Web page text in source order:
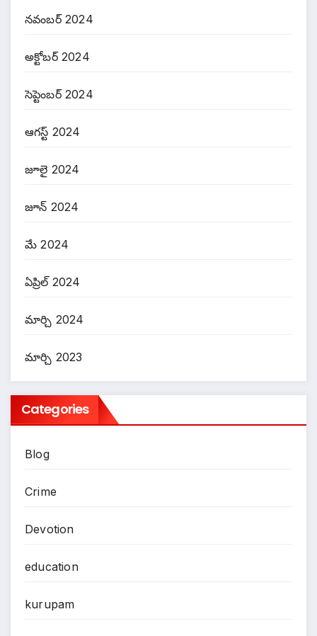
నవంబర్ 2024
అక్టోబర్ 2024
సెప్టెంబర్ 2024
ఆగస్ట్ 2024
జూలై 2024
జూన్ 2024
మే 2024
ఏప్రిల్ 2024
మార్చి 2024
మార్చి 2023
Categories
Blog
Crime
Devotion
education
kurupam